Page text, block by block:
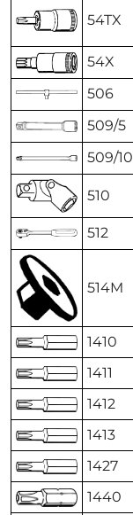
54TX
54X
506
509/5
509/10
510
512
514M
1410
1411
1412
1413
1427
1440